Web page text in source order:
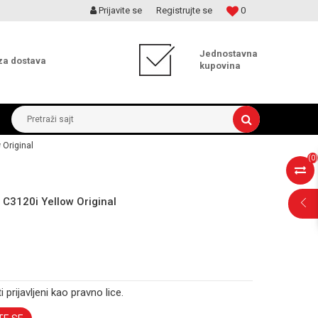
MOGUĆNOST ISPORUKE ZA 24H! 0
Prijavite se Registrujte se
dostava
Jednostavna
kupovina
Pretraži sajt
(0)
Yellow Original
prijavljeni kao pravno lice.